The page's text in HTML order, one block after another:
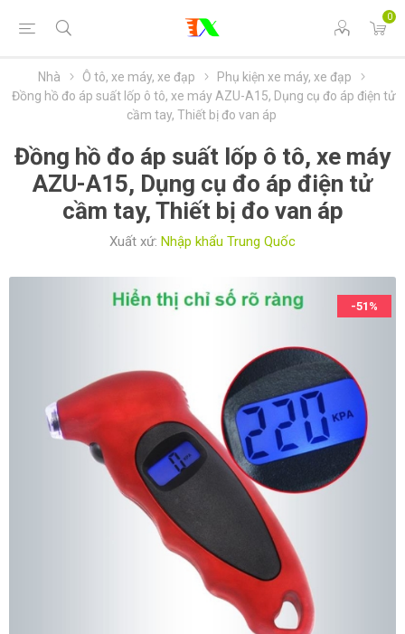
0
Nhà Ô tô, xe máy, xe đạp
Phụ kiện xe máy, xe đạp
Đồng hồ đo áp suất lốp ô tô, xe máy AZU-A15, Dụng cụ đo áp điện tử
cầm tay, Thiết bị đo van áp
Đồng hồ đo áp suất lốp ô tô, xe máy
AZU-A15, Dụng cụ đo áp điện tử
cầm tay, Thiết bị đo van áp
Xuất xứ: Nhập khẩu Trung Quốc
-51%